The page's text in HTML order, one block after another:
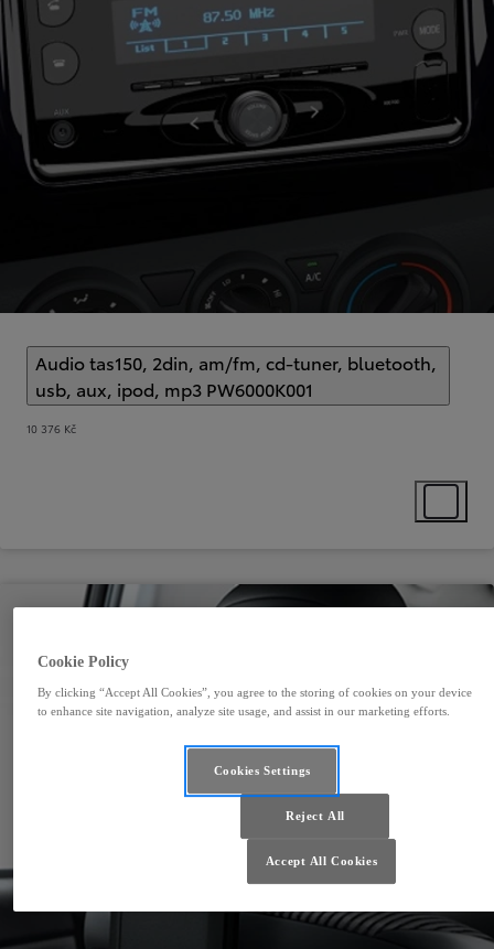
Audio tas150, 2din, am/fm, cd-tuner, bluetooth,
usb, aux, ipod, mp3 PW6000K001
10 376 Kč
Cookie Policy
By clicking “Accept All Cookies”, you agree to the storing of cookies on your device
to enhance site navigation, analyze site usage, and assist in our marketing efforts.
Cookies Settings
Reject All
Accept All Cookies